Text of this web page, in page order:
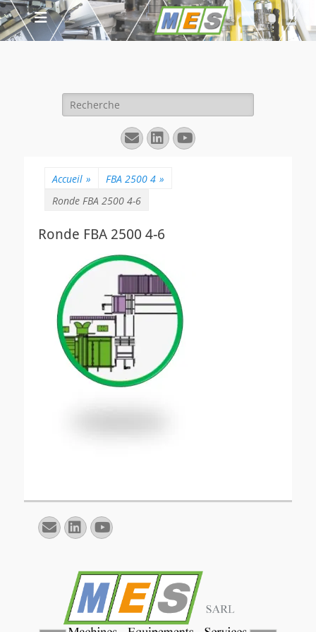
Rechercher :
E-
mail
Linkedin
YouTube
Accueil » FBA 2500 4 »
Ronde FBA 2500 4-6
Ronde FBA 2500 4-6
E-
mail
Linkedin
YouTube